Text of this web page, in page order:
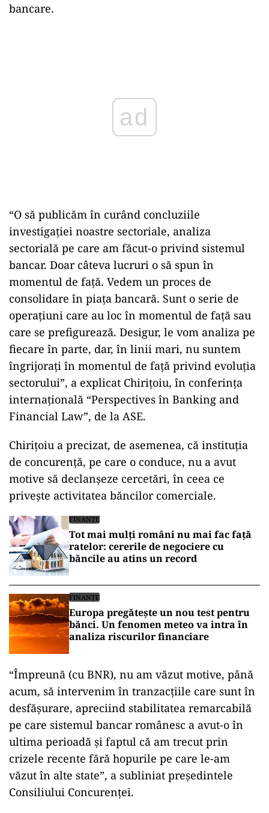
bancare.
“O să publicăm în curând concluziile
investigaţiei noastre sectoriale, analiza
sectorială pe care am făcut-o privind sistemul
bancar. Doar câteva lucruri o să spun în
momentul de faţă. Vedem un proces de
consolidare în piaţa bancară. Sunt o serie de
operaţiuni care au loc în momentul de faţă sau
care se prefigurează. Desigur, le vom analiza pe
fiecare în parte, dar, în linii mari, nu suntem
îngrijoraţi în momentul de faţă privind evoluţia
sectorului”, a explicat Chiriţoiu, în conferința
internațională “Perspectives în Banking and
Financial Law”, de la ASE.
Chirițoiu a precizat, de asemenea, că instituția
de concurență, pe care o conduce, nu a avut
motive să declanșeze cercetări, în ceea ce
privește activitatea băncilor comerciale.
FINANȚE
Tot mai mulți români nu mai fac față
ratelor: cererile de negociere cu
băncile au atins un record
FINANȚE
Europa pregătește un nou test pentru
bănci. Un fenomen meteo va intra în
analiza riscurilor financiare
“Împreună (cu BNR), nu am văzut motive, până
acum, să intervenim în tranzacţiile care sunt în
desfăşurare, apreciind stabilitatea remarcabilă
pe care sistemul bancar românesc a avut-o în
ultima perioadă şi faptul că am trecut prin
crizele recente fără hopurile pe care le-am
văzut în alte state”, a subliniat președintele
Consiliului Concurenței.